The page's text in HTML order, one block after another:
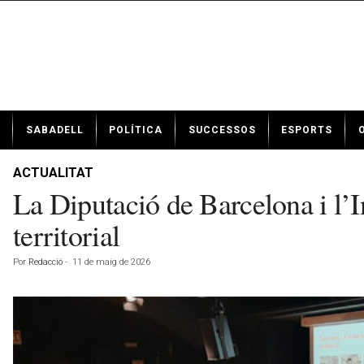
t
SABADELL POLÍTICA SUCCESSOS ESPORTS
ACTUALITAT
La Diputació de Barcelona i
territorial
Por Redacció - 11 de maig de 2026